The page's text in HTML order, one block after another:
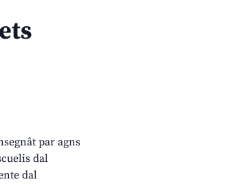
par agns
dal
dal